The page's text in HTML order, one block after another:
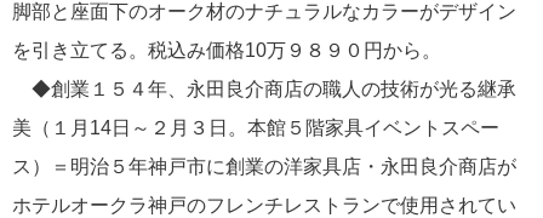
脚部と座面下のオーク材のナチュラルなカラーがデザイン
を引き立てる。税込み価格10万９８９０円から。
◆創業１５４年、永田良介商店の職人の技術が光る継承
美（１月14日～２月３日。本館５階家具イベントスペー
ス）＝明治５年神戸市に創業の洋家具店・永田良介商店が
ホテルオークラ神戸のフレンチレストランで使用されてい